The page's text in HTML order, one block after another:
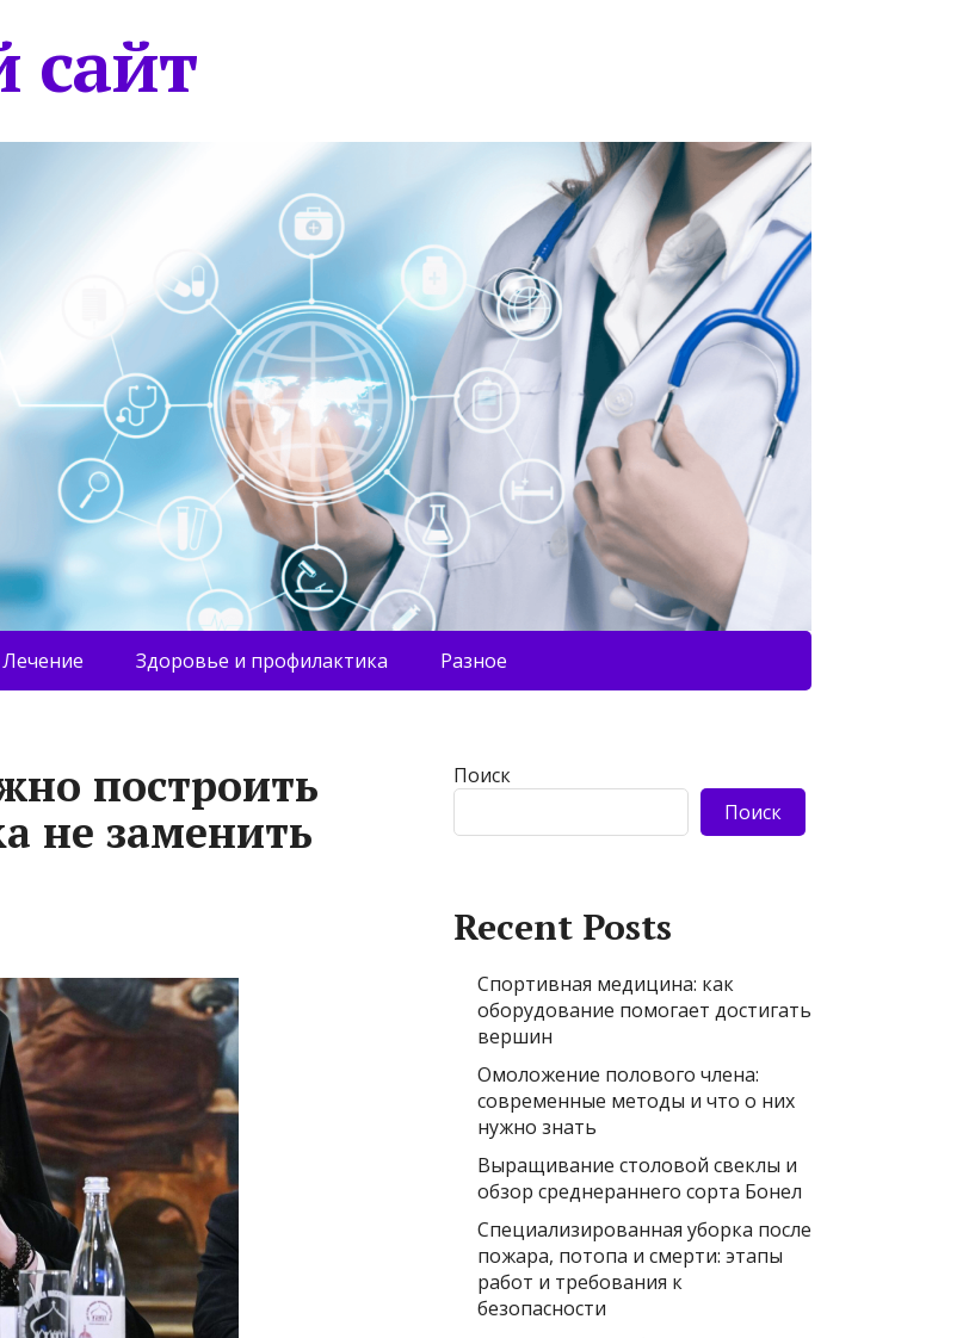
сайт
Лечение Здоровье и профилактика Разное
построить
не заменить
Поиск
Поиск
Recent Posts
Спортивная медицина: как
оборудование помогает достигать
вершин
Омоложение полового члена:
современные методы и что о них
нужно знать
Выращивание столовой свеклы и
обзор среднераннего сорта Бонел
Специализированная уборка после
пожара, потопа и смерти: этапы
работ и требования к
безопасности